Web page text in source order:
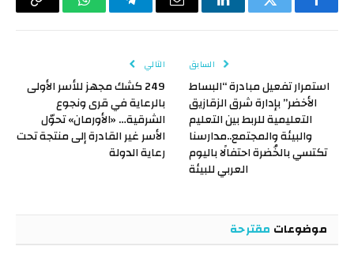
فيسبوكتويتر لينكدإن البريد
تيلقرام واتسابCopy
السابق
استمرار تفعيل مبادرة “البساط
الأخضر” بإدارة شرق الزقازيق
التعليمية للربط بين التعليم
والبيئة والمجتمع..مدارسنا
تكتسي بالخُضرة احتفالًا باليوم
العربي للبيئة
التالي
249 كشك مجهز للأسر الأولى
بالرعاية في قرى ونجوع
الشرقية… «الأورمان» تحوّل
الأسر غير القادرة إلى منتجة تحت
رعاية الدولة
موضوعات مقترحة